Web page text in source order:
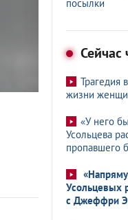
посылки
Сейчас
Трагедия
жизни
«У него
Усольцева
пропавшего
Усольцевых
с Джеффри